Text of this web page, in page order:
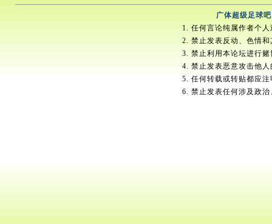
广体超级足球吧
1. 任何言论纯属作者个
2. 禁止发表反动、色情
3. 禁止利用本论坛进行
4. 禁止发表恶意攻击他
5. 任何转载或转贴都应
6. 禁止发表任何涉及政